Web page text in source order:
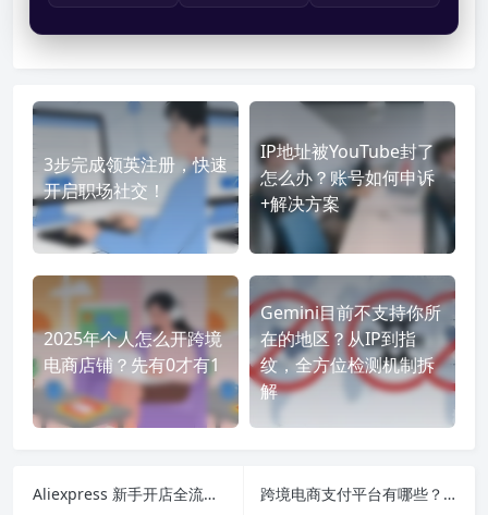
3步完成领英注册，快速
开启职场社交！
IP地址被YouTube封了
怎么办？账号如何申诉
+解决方案
2025年个人怎么开跨境
电商店铺？先有0才有1
Gemini目前不支持你所
在的地区？从IP到指
纹，全方位检测机制拆
解
Aliexpress 新手开店全流程：从 0 到首单，这一步步别走偏
跨境电商支付平台有哪些？2025 年主流平台盘点 + 选型建议